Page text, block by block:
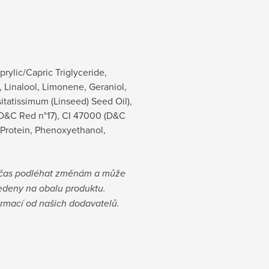
Capric Triglyceride,
Limonene, Geraniol,
(Linseed) Seed Oil),
Red n°17), CI 47000 (D&C
Phenoxyethanol,
podléhat změnám a může
na obalu produktu.
od našich dodavatelů.